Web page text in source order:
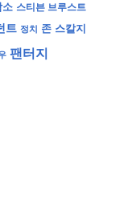
스티븐 브루스트
트 정치 존 스칼지
팬터지